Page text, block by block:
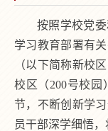
按照学校党
学习教育部署有
（以下简称新校
校区（200号校
节，不断创新学
员干部深学细悟，